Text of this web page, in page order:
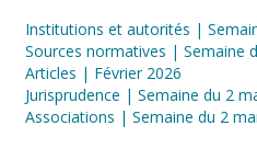
Institutions et autorités |
Sources normatives | Semaine
Articles | Février 2026
Jurisprudence | Semaine du 2
Associations | Semaine du 2